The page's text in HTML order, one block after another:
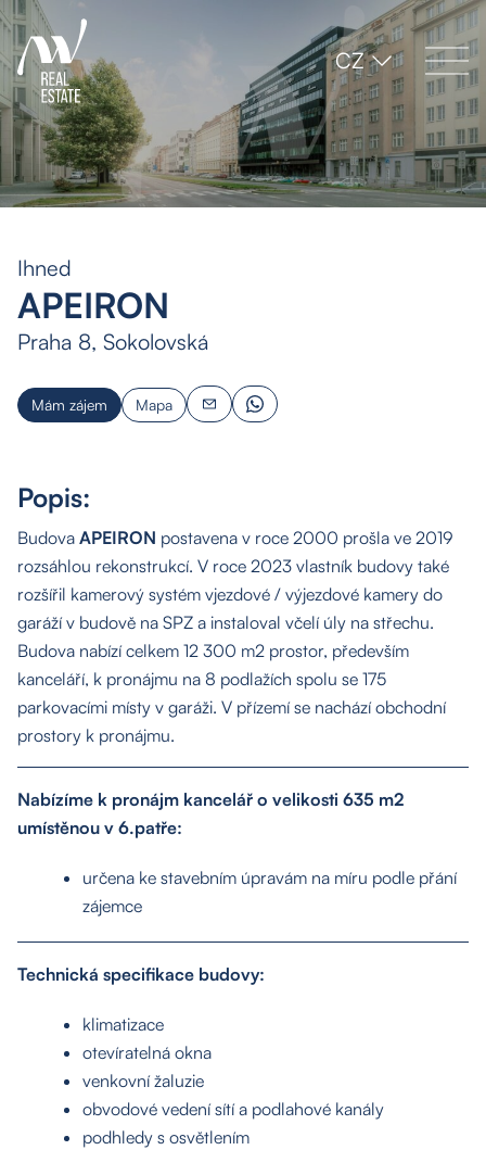
CZ
Ihned
APEIRON
Praha 8, Sokolovská
Mám zájem Mapa
Popis:
Budova APEIRON postavena v roce 2000 prošla ve 2019
rozsáhlou rekonstrukcí. V roce 2023 vlastník budovy také
rozšířil kamerový systém vjezdové / výjezdové kamery do
garáží v budově na SPZ a instaloval včelí úly na střechu.
Budova nabízí celkem 12 300 m2 prostor, především
kanceláří, k pronájmu na 8 podlažích spolu se 175
parkovacími místy v garáži. V přízemí se nachází obchodní
prostory k pronájmu.
Nabízíme k pronájm kancelář o velikosti 635 m2
umístěnou v 6.patře:
určena ke stavebním úpravám na míru podle přání
zájemce
Technická specifikace budovy:
klimatizace
otevíratelná okna
venkovní žaluzie
obvodové vedení sítí a podlahové kanály
podhledy s osvětlením